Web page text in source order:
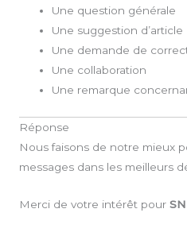
Une question générale
Une suggestion d’article
Une demande de
Une collaboration
Une remarque
Réponse
Nous faisons de notre mieux
messages dans les meilleurs
Merci de votre intérêt pour